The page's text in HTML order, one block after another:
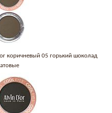
коричневый 05 горький шоколад